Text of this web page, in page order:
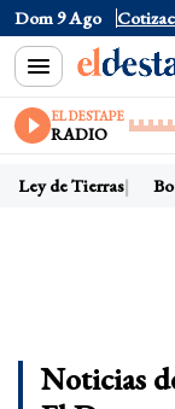
Dom 9 Ago
Dólar CCL $1580.7
EL DESTAPE
RADIO
Ley de Tierras Boca
Noticias